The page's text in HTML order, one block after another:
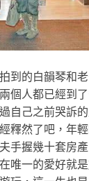
到的白韻琴和
個人都已經到
自己之前哭訴
釋然了吧，年
手握幾十套房
唯一的愛好就